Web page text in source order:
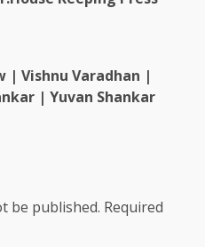
| Vishnu Varadhan |
| Yuvan Shankar
be published. Required